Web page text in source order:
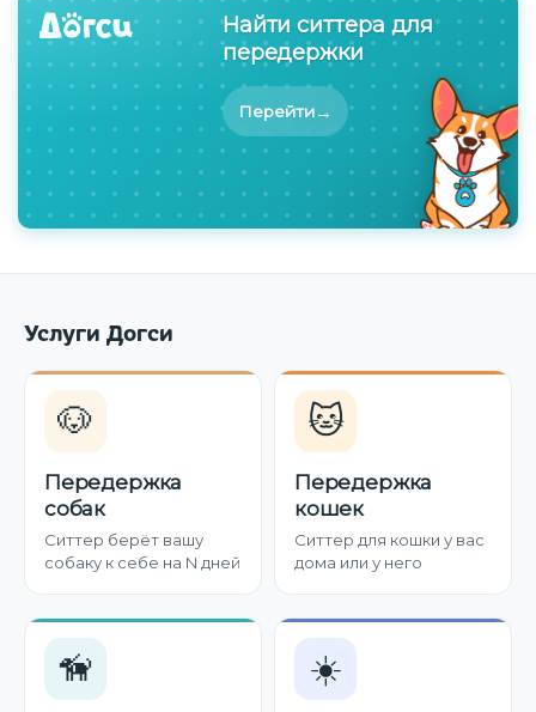
Найти ситтера для
передержки
Перейти→
Услуги Догси
🐶
Передержка
собак
Ситтер берёт вашу
собаку к себе на N дней
🐱
Передержка
кошек
Ситтер для кошки у вас
дома или у него
🦮 ☀️